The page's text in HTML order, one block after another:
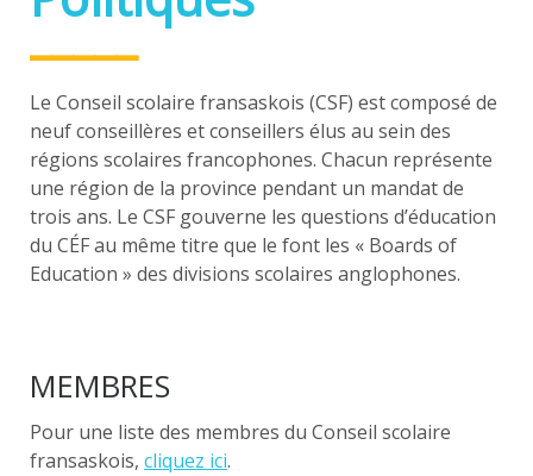
Le Conseil scolaire fransaskois (CSF) est composé de
neuf conseillères et conseillers élus au sein des
régions scolaires francophones. Chacun représente
une région de la province pendant un mandat de
trois ans. Le CSF gouverne les questions d’éducation
du CÉF au même titre que le font les « Boards of
Education » des divisions scolaires anglophones.
MEMBRES
Pour une liste des membres du Conseil scolaire
fransaskois, cliquez ici.